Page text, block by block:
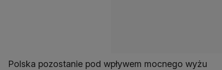
Polska pozostanie pod wpływem mocnego wyżu